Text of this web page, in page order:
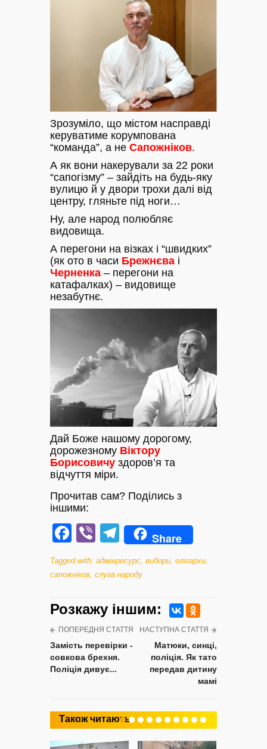
Зрозуміло, що містом насправді
керуватиме корумпована
“команда”, а не Сапожніков.
А як вони накерували за 22 роки
“сапогізму” – зайдіть на будь-яку
вулицю й у двори трохи далі від
центру, гляньте під ноги…
Ну, але народ полюбляє
видовища.
А перегони на візках і “швидких”
(як ото в часи Брежнєва і
Черненка – перегони на
катафалках) – видовище
незабутнє.
Дай Боже нашому дорогому,
дорожезному Віктору
Борисовичу здоров’я та
відчуття міри.
Прочитав сам? Поділись з
іншими:
Facebook
ViberTelegram
Share
Tagged with: адмінресурс, вибори, олігархи,
сапожніков, слуга народу
Розкажу iншим:
ПОПЕРЕДНЯ СТАТТЯ
Замість перевірки -
совкова брехня.
Поліція дивує...
НАСТУПНА СТАТТЯ
Матюки, синці,
поліція. Як тато
передав дитину
мамі
Також читають